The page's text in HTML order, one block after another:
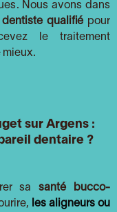
Nous avons dans
qualifié pour
le traitement
mieux.
sur Argens :
dentaire ?
sasanté bucco-
les aligneurs ou